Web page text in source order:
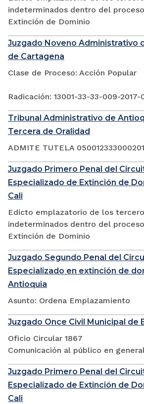
indeterminados dentro del
Extinción de Dominio
Juzgado Noveno Administrativo
de Cartagena
Clase de Proceso: Acción Popular
Radicación: 13001-33-33-009-2017-
Tribunal Administrativo de
Tercera de Oralidad
ADMITE TUTELA
Juzgado Primero Penal del
Especializado de Extinción de
Cali
Edicto emplazatorio de los
indeterminados dentro del
Extinción de Dominio
Juzgado Segundo Penal del
Especializado en extinción de
Antioquia
Asunto: Ordena Emplazamiento
Juzgado Once Civil Municipal de
Oficio Circular 1867
Comunicación al público en
Juzgado Primero Penal del
Especializado de Extinción de
Cali